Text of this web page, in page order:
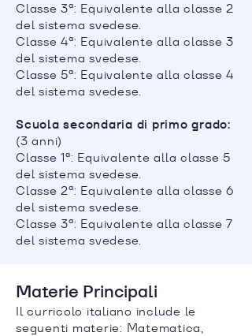
Classe 3ª: Equivalente alla classe 2
del sistema svedese.
Classe 4ª: Equivalente alla classe 3
del sistema svedese.
Classe 5ª: Equivalente alla classe 4
del sistema svedese.
Scuola secondaria di primo grado:
(3 anni)
Classe 1ª: Equivalente alla classe 5
del sistema svedese.
Classe 2ª: Equivalente alla classe 6
del sistema svedese.
Classe 3ª: Equivalente alla classe 7
del sistema svedese.
Materie Principali
Il curricolo italiano include le
seguenti materie: Matematica,